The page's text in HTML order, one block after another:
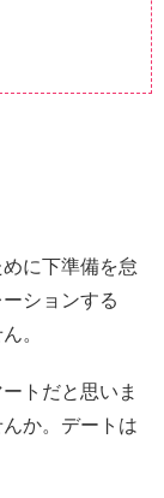
に下準備を怠
ションする
。
トだと思いま
か。デートは